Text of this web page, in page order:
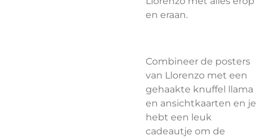
en eraan.
Combineer de posters
van Llorenzo met een
gehaakte knuffel llama
en ansichtkaarten en je
hebt een leuk
cadeautje om de